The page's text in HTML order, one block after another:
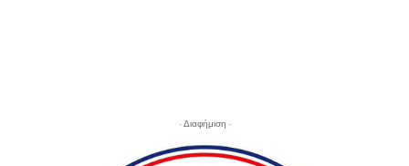
- Διαφήμιση -